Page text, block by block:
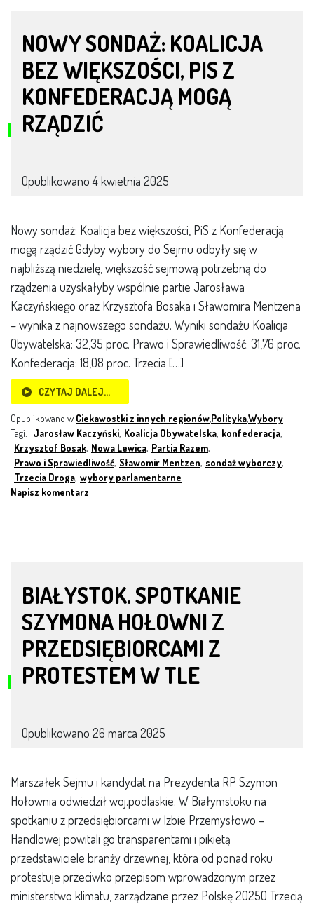
NOWY SONDAŻ: KOALICJA
BEZ WIĘKSZOŚCI, PIS Z
KONFEDERACJĄ MOGĄ
RZĄDZIĆ
Opublikowano 4 kwietnia 2025
Nowy sondaż: Koalicja bez większości, PiS z Konfederacją
mogą rządzić Gdyby wybory do Sejmu odbyły się w
najbliższą niedzielę, większość sejmową potrzebną do
rządzenia uzyskałyby wspólnie partie Jarosława
Kaczyńskiego oraz Krzysztofa Bosaka i Sławomira Mentzena
– wynika z najnowszego sondażu. Wyniki sondażu Koalicja
Obywatelska: 32,35 proc. Prawo i Sprawiedliwość: 31,76 proc.
Konfederacja: 18,08 proc. Trzecia […]
CZYTAJ DALEJ…
Opublikowano w Ciekawostki z innych regionów,Polityka,Wybory
Tagi: Jarosław Kaczyński, Koalicja Obywatelska, konfederacja,
Krzysztof Bosak, Nowa Lewica, Partia Razem,
Prawo i Sprawiedliwość, Sławomir Mentzen, sondaż wyborczy,
Trzecia Droga, wybory parlamentarne
Napisz komentarz
BIAŁYSTOK. SPOTKANIE
SZYMONA HOŁOWNI Z
PRZEDSIĘBIORCAMI Z
PROTESTEM W TLE
Opublikowano 26 marca 2025
Marszałek Sejmu i kandydat na Prezydenta RP Szymon
Hołownia odwiedził woj.podlaskie. W Białymstoku na
spotkaniu z przedsiębiorcami w Izbie Przemysłowo –
Handlowej powitali go transparentami i pikietą
przedstawiciele branży drzewnej, która od ponad roku
protestuje przeciwko przepisom wprowadzonym przez
ministerstwo klimatu, zarządzane przez Polskę 20250 Trzecią